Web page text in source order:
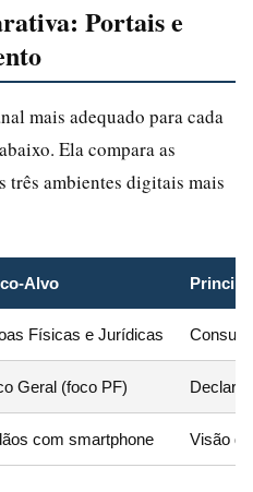
Portais e
mais adequado para cada
Ela compara as
ambientes digitais mais
Alvo
Físicas e Jurídicas
Geral (foco PF)
com smartphone Visão